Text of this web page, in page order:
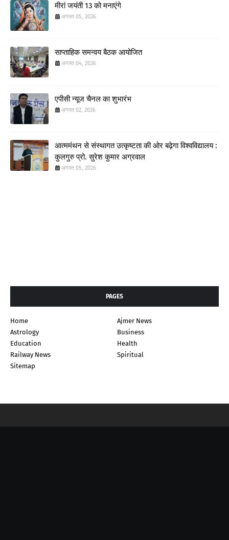
मीरां जयंती 13 को मनाएंगे
अगस्त 05, 2026
साप्ताहिक समन्वय बैठक आयोजित
अगस्त 04, 2026
एपीसी न्यूज चैनल का शुभारंभ
अगस्त 02, 2026
आत्ममंथन से संस्थागत उत्कृष्टता की ओर बढ़ेगा विश्वविद्यालय :
कुलगुरु प्रो. सुरेश कुमार अग्रवाल
अगस्त 05, 2026
PAGES
Home
Ajmer News
Astrology
Business
Education
Health
Railway News
Spiritual
Sitemap